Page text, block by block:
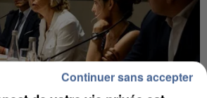
Continuer sans accepter